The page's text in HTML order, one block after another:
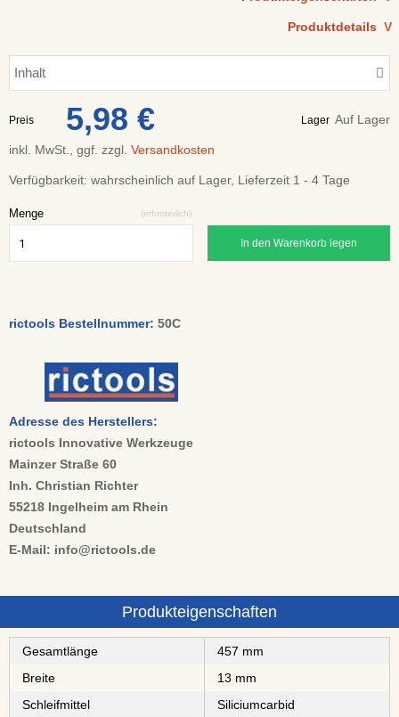
Produktdetails V
Inhalt
Preis 5,98 € Lager Auf Lager
inkl. MwSt., ggf. zzgl. Versandkosten
Verfügbarkeit: wahrscheinlich auf Lager, Lieferzeit 1 - 4 Tage
Menge (erforderlich)
In den Warenkorb legen
rictools Bestellnummer: 50C
Adresse des Herstellers:
rictools Innovative Werkzeuge
Mainzer Straße 60
Inh. Christian Richter
55218 Ingelheim am Rhein
Deutschland
E-Mail: info@rictools.de
Produkteigenschaften
Gesamtlänge
457 mm
Breite
13 mm
Schleifmittel
⁠⁠⁠⁠⁠⁠⁠⁠Siliciumcarbid